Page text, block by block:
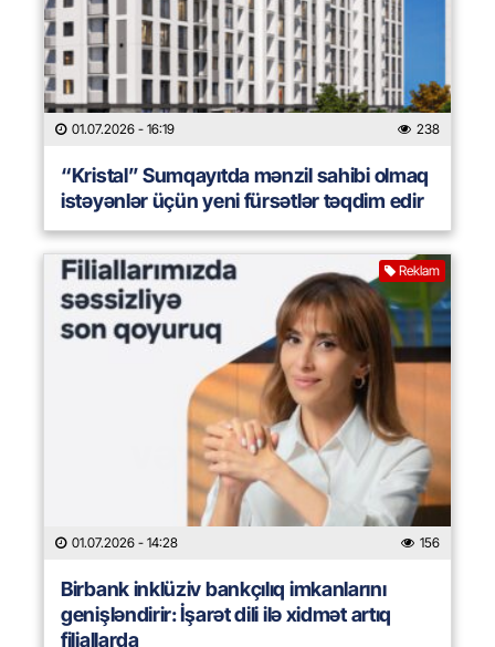
01.07.2026 - 16:19 238
“Kristal” Sumqayıtda mənzil sahibi olmaq
istəyənlər üçün yeni fürsətlər təqdim edir
Reklam
01.07.2026 - 14:28 156
Birbank inklüziv bankçılıq imkanlarını
genişləndirir: İşarət dili ilə xidmət artıq
filiallarda